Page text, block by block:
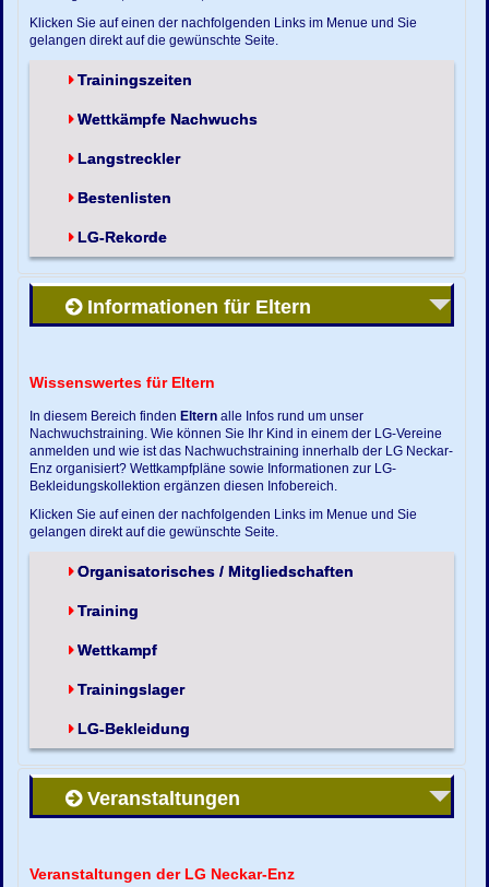
Klicken Sie auf einen der nachfolgenden Links im Menue und Sie
gelangen direkt auf die gewünschte Seite.
Trainingszeiten
Wettkämpfe Nachwuchs
Langstreckler
Bestenlisten
LG-Rekorde
Informationen für Eltern
Wissenswertes für Eltern
In diesem Bereich finden Eltern alle Infos rund um unser
Nachwuchstraining. Wie können Sie Ihr Kind in einem der LG-Vereine
anmelden und wie ist das Nachwuchstraining innerhalb der LG Neckar-
Enz organisiert? Wettkampfpläne sowie Informationen zur LG-
Bekleidungskollektion ergänzen diesen Infobereich.
Klicken Sie auf einen der nachfolgenden Links im Menue und Sie
gelangen direkt auf die gewünschte Seite.
Organisatorisches / Mitgliedschaften
Training
Wettkampf
Trainingslager
LG-Bekleidung
Veranstaltungen
Veranstaltungen der LG Neckar-Enz